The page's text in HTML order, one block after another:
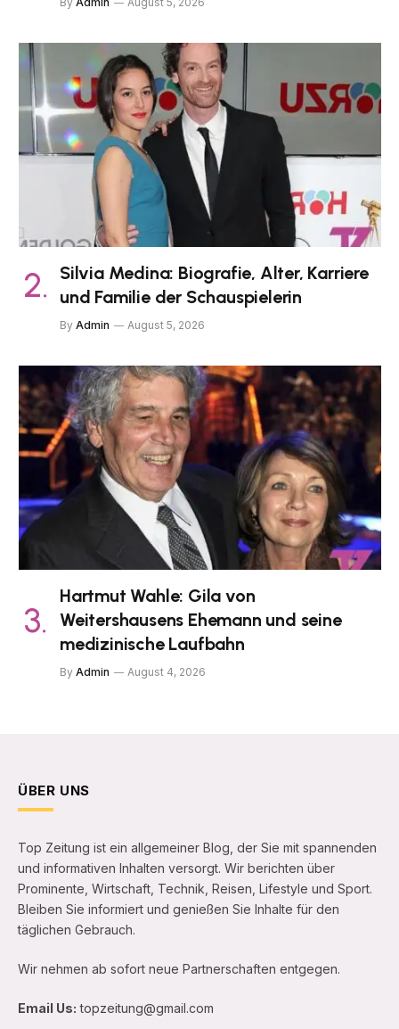
Silvia Medina: Biografie, Alter, Karriere
und Familie der Schauspielerin
By Admin August 5, 2026
Hartmut Wahle: Gila von
Weitershausens Ehemann und seine
medizinische Laufbahn
By Admin August 4, 2026
ÜBER UNS
Top Zeitung ist ein allgemeiner Blog, der Sie mit spannenden
und informativen Inhalten versorgt. Wir berichten über
Prominente, Wirtschaft, Technik, Reisen, Lifestyle und Sport.
Bleiben Sie informiert und genießen Sie Inhalte für den
täglichen Gebrauch.
Wir nehmen ab sofort neue Partnerschaften entgegen.
Email Us: topzeitung@gmail.com